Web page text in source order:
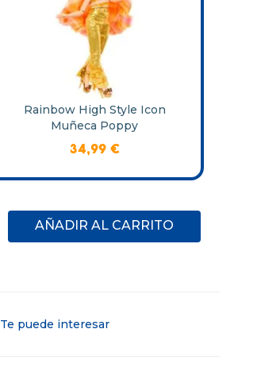
Rainbow High Style Icon
Muñeca Poppy
34,99 €
AÑADIR AL CARRITO
Te puede interesar